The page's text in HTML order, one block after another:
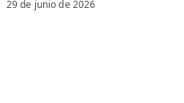
29 de junio de 2026